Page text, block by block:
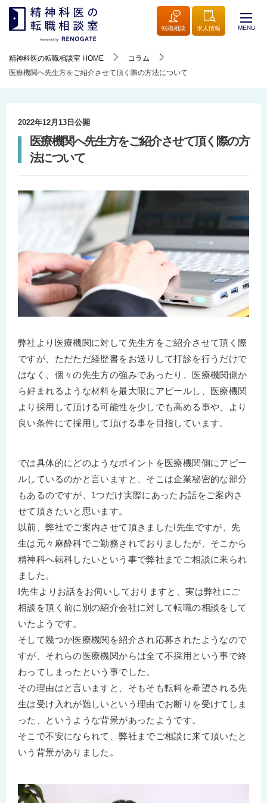
転職相談 求人情報 MENU
精神科医の転職相談室 HOME
コラム
医療機関へ先生方をご紹介させて頂く際の方法について
2022年12月13日 公開
医療機関へ先生方をご紹介させて頂く際の方
法について
弊社より医療機関に対して先生方をご紹介させて頂く際
ですが、ただただ経歴書をお送りして打診を行うだけで
はなく、個々の先生方の強みであったり、医療機関側か
ら好まれるような材料を最大限にアピールし、医療機関
より採用して頂ける可能性を少しでも高める事や、より
良い条件にて採用して頂ける事を目指しています。
では具体的にどのようなポイントを医療機関側にアピー
ルしているのかと言いますと、そこは企業秘密的な部分
もあるのですが、1つだけ実際にあったお話をご案内さ
せて頂きたいと思います。
以前、弊社でご案内させて頂きましたI先生ですが、先
生は元々麻酔科でご勤務されておりましたが、そこから
精神科へ転科したいという事で弊社までご相談に来られ
ました。
I先生よりお話をお伺いしておりますと、実は弊社にご
相談を頂く前に別の紹介会社に対して転職の相談をして
いたようです。
そして幾つか医療機関を紹介され応募されたようなので
すが、それらの医療機関からは全て不採用という事で終
わってしまったという事でした。
その理由はと言いますと、そもそも転科を希望される先
生は受け入れが難しいという理由でお断りを受けてしま
った、というような背景があったようです。
そこで不安になられて、弊社までご相談に来て頂いたと
いう背景がありました。